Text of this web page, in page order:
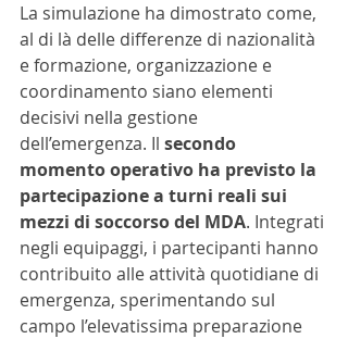
La simulazione ha dimostrato come,
al di là delle differenze di nazionalità
e formazione, organizzazione e
coordinamento siano elementi
decisivi nella gestione
dell’emergenza. Il secondo
momento operativo ha previsto la
partecipazione a turni reali sui
mezzi di soccorso del MDA. Integrati
negli equipaggi, i partecipanti hanno
contribuito alle attività quotidiane di
emergenza, sperimentando sul
campo l’elevatissima preparazione